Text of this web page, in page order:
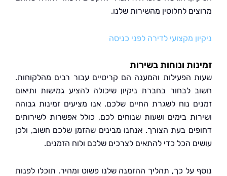
לחלוטין מהשירות שלנו.
מקצועי לדירה לפני כניסה
ונוחות בשירות
הפעילות והמענה הם קריטיים עבור רבים מהלקוחות.
לבחור בחברת ניקיון שיכולה להציע גמישות ותיאום
נוח לשגרת החיים שלכם. אנו מציעים זמינות גבוהה
בימים ושעות שנוחים לכם, כולל אפשרות לשירותים
בעת הצורך. אנחנו מבינים שהזמן שלכם חשוב, ולכן
הכל כדי להתאים לצרכים שלכם ולוח הזמנים.
על כך, תהליך ההזמנה שלנו פשוט ומהיר. תוכלו לפנות